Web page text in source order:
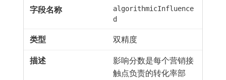
algorithmicInfluence
d
双精度
影响分数是每个营销接
触点负责的转化率部